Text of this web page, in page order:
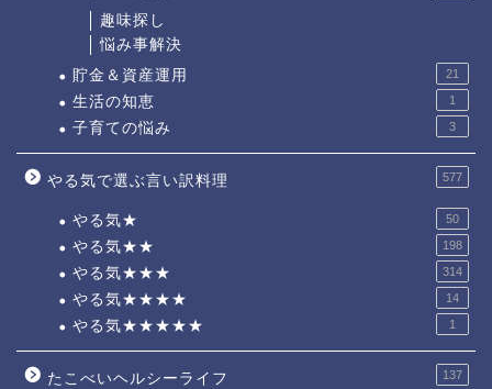
趣味探し
悩み事解決
貯金＆資産運用
21
生活の知恵 1
子育ての悩み 3
やる気で選ぶ言い訳料理 577
やる気★ 50
やる気★★ 198
やる気★★★ 314
やる気★★★★ 14
やる気★★★★★ 1
たこべいヘルシーライフ 137